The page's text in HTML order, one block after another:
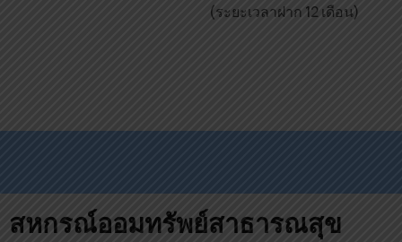
(ระยะเวลาฝาก 12 เดือน)
สหกรณ์ออมทรัพย์สาธารณสุข